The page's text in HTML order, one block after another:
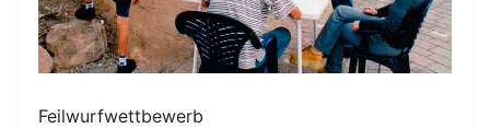
Feilwurfwettbewerb